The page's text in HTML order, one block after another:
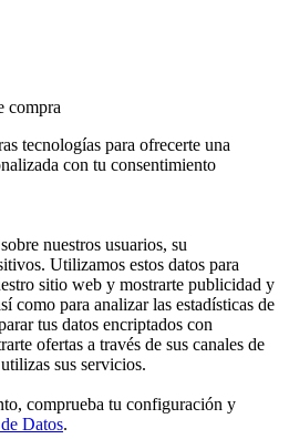
compra
tecnologías para ofrecerte una
con tu consentimiento
nuestros usuarios, su
Utilizamos estos datos para
sitio web y mostrarte publicidad y
como para analizar las estadísticas de
tus datos encriptados con
ofertas a través de sus canales de
sus servicios.
comprueba tu configuración y
Datos.